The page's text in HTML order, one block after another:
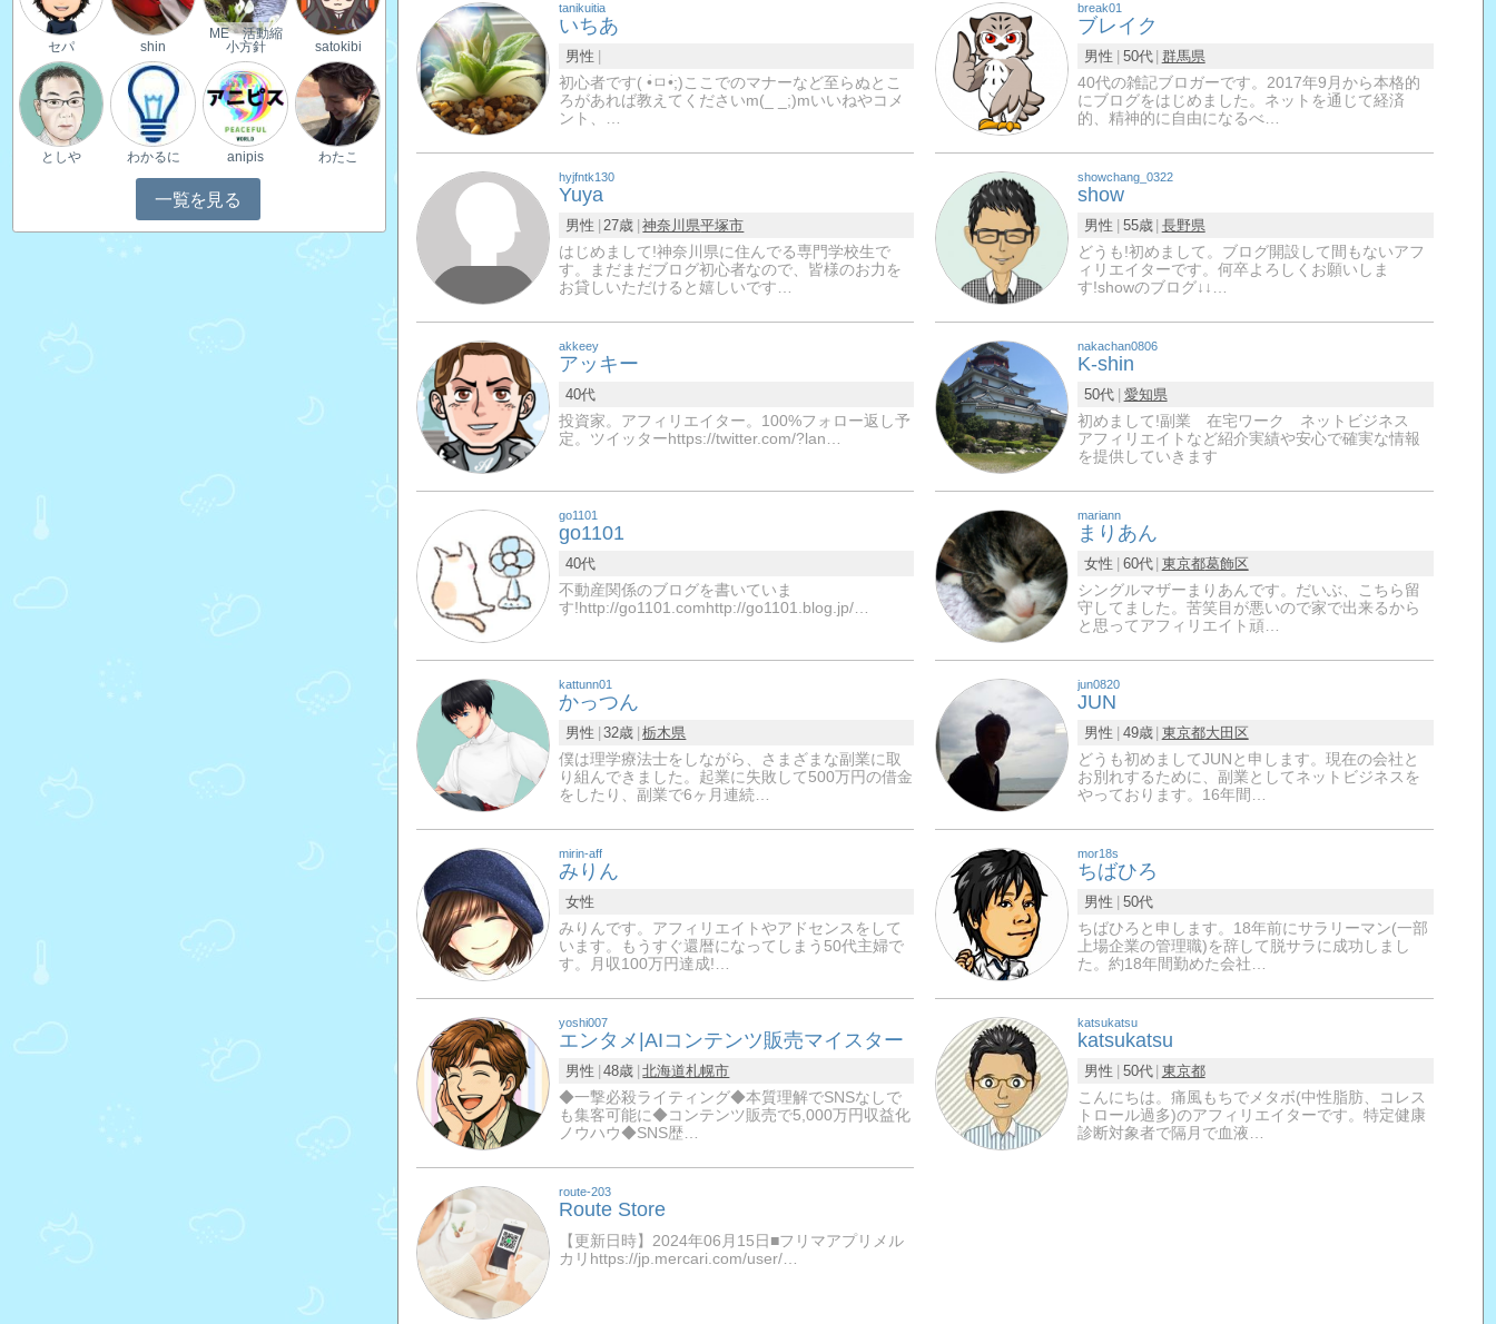
tanikuitia
いちあ
男性
初心者です( •̀ㅁ•́;)ここでのマナーなど至らぬとこ
ろがあれば教えてくださいm(_ _;)mいいねやコメ
ント、…
break01
ブレイク
男性 50代 群馬県
40代の雑記ブロガーです。2017年9月から本格的
にブログをはじめました。ネットを通じて経済
的、精神的に自由になるべ…
hyjfntk130
Yuya
男性 27歳 神奈川県平塚市
はじめまして!神奈川県に住んでる専門学校生で
す。まだまだブログ初心者なので、皆様のお力を
お貸しいただけると嬉しいです…
showchang_0322
show
男性 55歳 長野県
どうも!初めまして。ブログ開設して間もないアフ
ィリエイターです。何卒よろしくお願いしま
す!showのブログ↓↓…
akkeey
アッキー
40代
投資家。アフィリエイター。100%フォロー返し予
定。ツイッターhttps://twitter.com/?lan…
nakachan0806
K-shin
50代 愛知県
初めまして!副業 在宅ワーク ネットビジネス
アフィリエイトなど紹介実績や安心で確実な情報
を提供していきます
go1101
go1101
40代
不動産関係のブログを書いていま
す!http://go1101.comhttp://go1101.blog.jp/…
mariann
まりあん
女性 60代 東京都葛飾区
シングルマザーまりあんです。だいぶ、こちら留
守してました。苦笑目が悪いので家で出来るから
と思ってアフィリエイト頑…
kattunn01
かっつん
男性 32歳 栃木県
僕は理学療法士をしながら、さまざまな副業に取
り組んできました。起業に失敗して500万円の借金
をしたり、副業で6ヶ月連続…
jun0820
JUN
男性 49歳 東京都大田区
どうも初めましてJUNと申します。現在の会社と
お別れするために、副業としてネットビジネスを
やっております。16年間…
mirin-aff
みりん
女性
みりんです。アフィリエイトやアドセンスをして
います。もうすぐ還暦になってしまう50代主婦で
す。月収100万円達成!…
mor18s
ちばひろ
男性
50代
ちばひろと申します。18年前にサラリーマン(一部
上場企業の管理職)を辞して脱サラに成功しまし
た。約18年間勤めた会社…
yoshi007
エンタメ|AIコンテンツ販売マイスター
男性 48歳 北海道札幌市
◆一撃必殺ライティング◆本質理解でSNSなしで
も集客可能に◆コンテンツ販売で5,000万円収益化
ノウハウ◆SNS歴…
katsukatsu
katsukatsu
男性 50代 東京都
こんにちは。痛風もちでメタボ(中性脂肪、コレス
トロール過多)のアフィリエイターです。特定健康
診断対象者で隔月で血液…
route-203
Route Store
【更新日時】2024年06月15日■フリマアプリメル
カリhttps://jp.mercari.com/user/…
セパ shin
ME 活動縮
小方針
satokibi
としや わかるに anipis わたこ
一覧を見る